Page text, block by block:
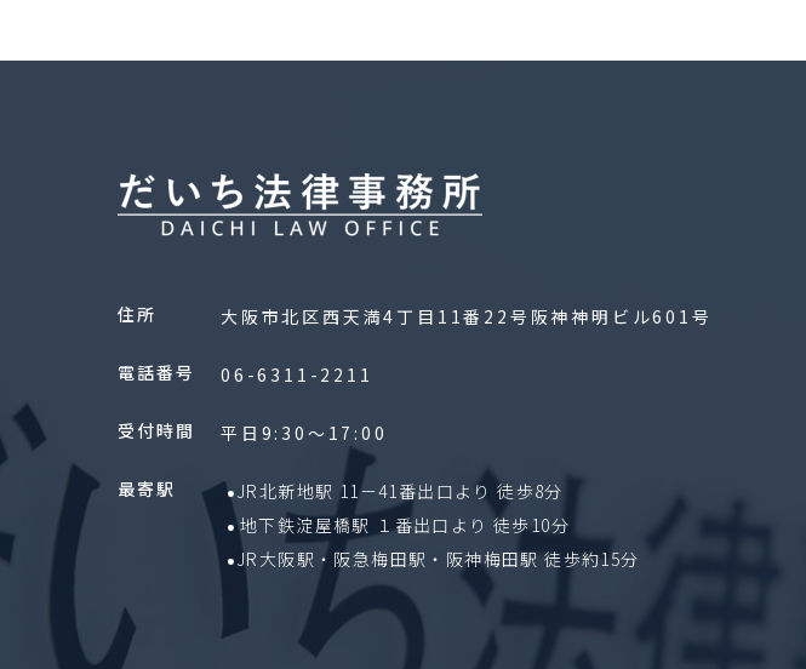
住所 大阪市北区西天満4丁目11番22号阪神神明ビル601号
電話番号 06-6311-2211
受付時間 平日9:30〜17:00
最寄駅
JR北新地駅 11－41番出口より 徒歩8分
地下鉄淀屋橋駅 １番出口より 徒歩10分
JR大阪駅・阪急梅田駅・阪神梅田駅 徒歩約15分